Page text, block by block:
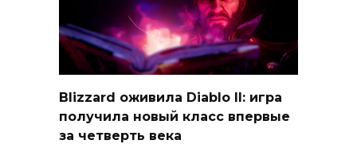
Blizzard оживила Diablo II: игра
получила новый класс впервые
за четверть века